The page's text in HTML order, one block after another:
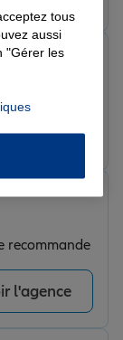
l'agence
recommande
l'agence
tous
aussi
"Gérer les